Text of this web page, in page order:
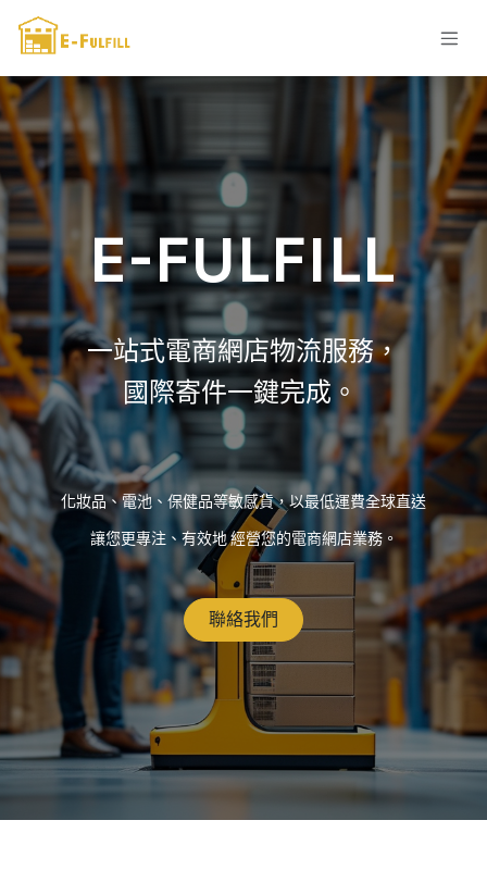
跳至內容
E-FULFILL
一站式電商網店物流服務，
國際寄件一鍵完成。
化妝品、電池、保健品等敏感貨，以最低運費全球直送
讓您更專注、有效地 經營您的電商網店業務。
聯絡我們